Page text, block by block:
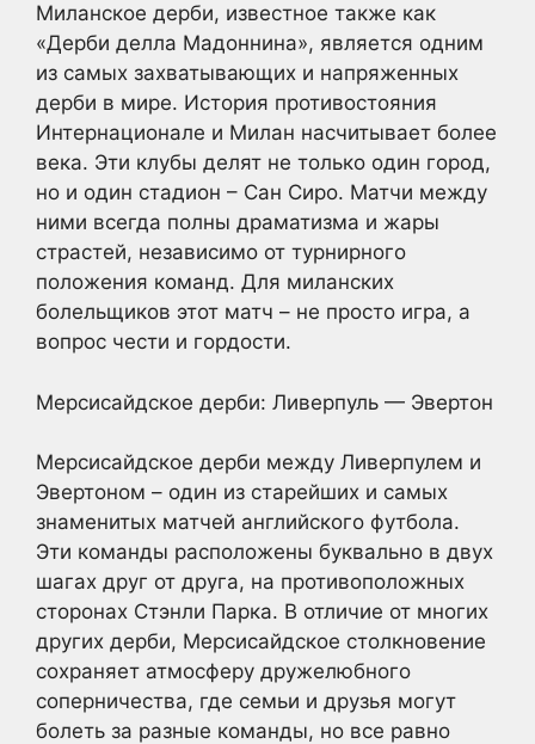
Миланское дерби, известное также как
«Дерби делла Мадоннина», является одним
из самых захватывающих и напряженных
дерби в мире. История противостояния
Интернационале и Милан насчитывает более
века. Эти клубы делят не только один город,
но и один стадион – Сан Сиро. Матчи между
ними всегда полны драматизма и жары
страстей, независимо от турнирного
положения команд. Для миланских
болельщиков этот матч – не просто игра, а
вопрос чести и гордости.
Мерсисайдское дерби: Ливерпуль — Эвертон
Мерсисайдское дерби между Ливерпулем и
Эвертоном – один из старейших и самых
знаменитых матчей английского футбола.
Эти команды расположены буквально в двух
шагах друг от друга, на противоположных
сторонах Стэнли Парка. В отличие от многих
других дерби, Мерсисайдское столкновение
сохраняет атмосферу дружелюбного
соперничества, где семьи и друзья могут
болеть за разные команды, но все равно